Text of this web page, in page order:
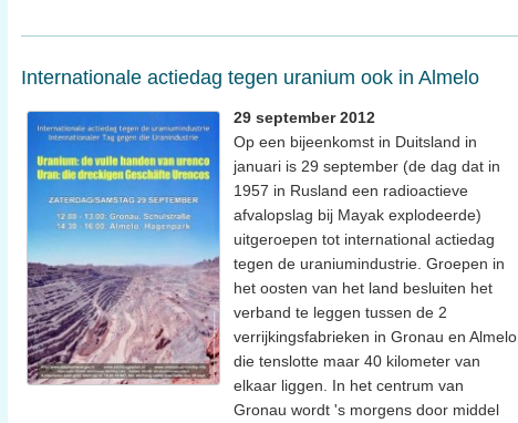
Internationale actiedag tegen uranium ook in Almelo
29 september 2012
Op een bijeenkomst in Duitsland in
januari is 29 september (de dag dat in
1957 in Rusland een radioactieve
afvalopslag bij Mayak explodeerde)
uitgeroepen tot international actiedag
tegen de uraniumindustrie. Groepen in
het oosten van het land besluiten het
verband te leggen tussen de 2
verrijkingsfabrieken in Gronau en Almelo
die tenslotte maar 40 kilometer van
elkaar liggen. In het centrum van
Gronau wordt 's morgens door middel